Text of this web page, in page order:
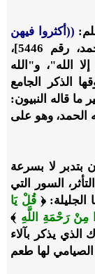
((أكثروا فيهن
؛ [مسند أحمد، رقم 5446]،
الله"، و"الله
الذكر الجامع
ما قاله النبيون:
الحمد، وهو على
بتدبر لا بسرعة
السور التي
الجليلة: ﴿ قُلْ يَا
مِنْ رَحْمَةِ اللَّهِ ﴾
الذي يذكر بآلاء
الصيامي لها طعم